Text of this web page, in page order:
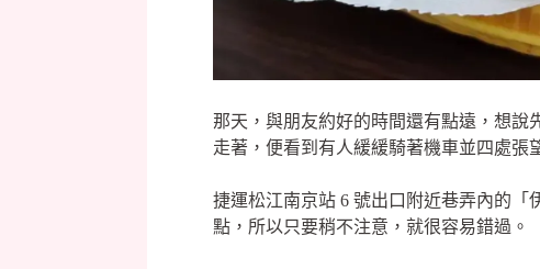
那天，與朋友約好的時間還有點遠，想說
走著，便看到有人緩緩騎著機車並四處張
捷運松江南京站 6 號出口附近巷弄內的
點，所以只要稍不注意，就很容易錯過。